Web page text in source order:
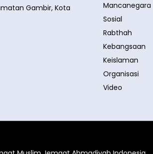
Gambir, Kota
Mancanegara
Sosial
Rabthah
Kebangsaan
Keislaman
Organisasi
Video